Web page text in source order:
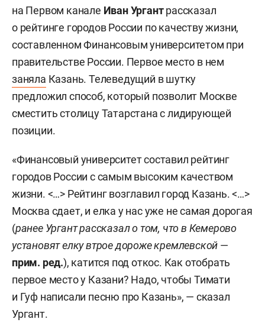
на Первом канале Иван Ургантрассказал
о рейтинге городов России по качеству жизни,
составленном Финансовым университетом при
правительстве России. Первое место в нем
заняла Казань. Телеведущий в шутку
предложил способ, который позволит Москве
сместить столицу Татарстана с лидирующей
позиции.
«Финансовый университет составил рейтинг
городов России с самым высоким качеством
жизни. <…> Рейтинг возглавил город Казань. <…>
Москва сдает, и елка у нас уже не самая дорогая
(ранее Ургант рассказал о том, что в Кемерово
установят елку втрое дороже кремлевской —
прим. ред.), катится под откос. Как отобрать
первое место у Казани? Надо, чтобы Тимати
и Гуф написали песню про Казань», — сказал
Ургант.